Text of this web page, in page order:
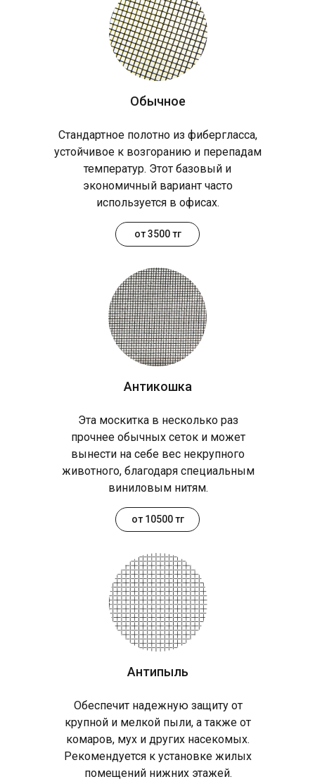
Обычное
Антикошка
Антипыль
Стандартное полотно из фибергласса,
устойчивое к возгоранию и перепадам
температур. Этот базовый и
экономичный вариант часто
используется в офисах.
Эта москитка в несколько раз
прочнее обычных сеток и может
вынести на себе вес некрупного
животного, благодаря специальным
виниловым нитям.
Обеспечит надежную защиту от
крупной и мелкой пыли, а также от
комаров, мух и других насекомых.
Рекомендуется к установке жилых
помещений нижних этажей.
от 3500 тг
от 10500 тг